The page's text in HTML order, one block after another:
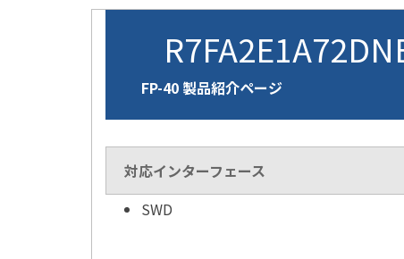
FP-40 製品紹介ページ
対応インターフェース
SWD